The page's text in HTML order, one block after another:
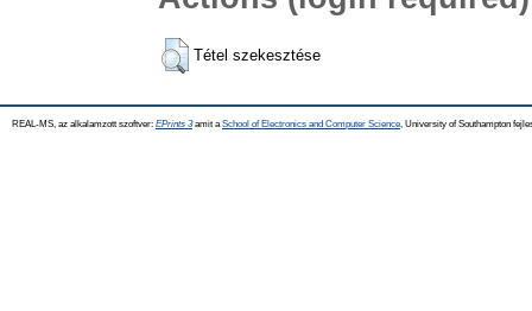
Tétel szekesztése
REAL-MS, az alkalamzott szoftver: EPrints 3amit a School of Electronics and Computer Science , University of Southampton